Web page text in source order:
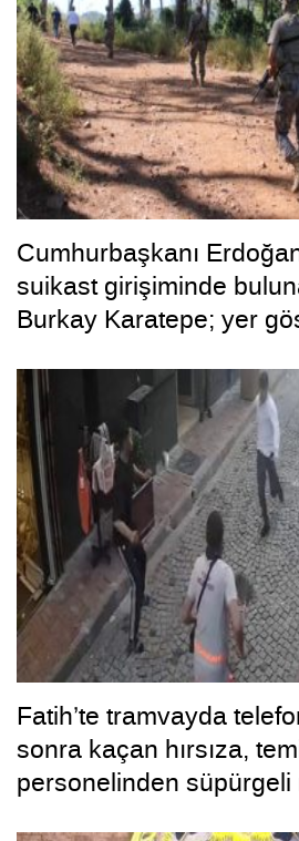
Cumhurbaşkanı
suikast girişiminde
Burkay Karatepe; yer
Fatih’te tramvayda
sonra kaçan hırsıza,
personelinden süpürgeli